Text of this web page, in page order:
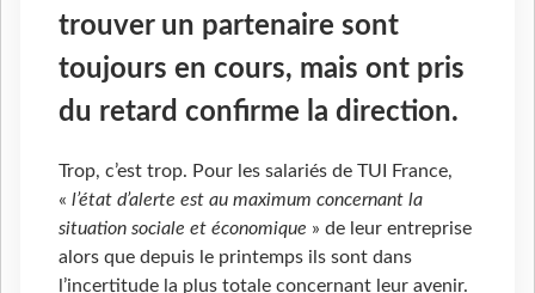
trouver un partenaire sont
toujours en cours, mais ont pris
du retard confirme la direction.
Trop, c’est trop. Pour les salariés de TUI France,
« l’état d’alerte est au maximum concernant la
situation sociale et économique » de leur entreprise
alors que depuis le printemps ils sont dans
l’incertitude la plus totale concernant leur avenir.